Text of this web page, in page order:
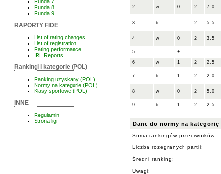
Runda 7
Runda 8
Runda 9
RAPORTY FIDE
List of rating changes
List of registration
Rating performance
IRL Reports
Rankingi i kategorie (POL)
Ranking uzyskany (POL)
Normy na kategorie (POL)
Klasy sportowe (POL)
INNE
Regulamin
Strona ligi
2 w 0 2 7.0
3 b = 2 5.5
4 w 0 2 3.5
5 +
6 w 1 2 2.5
7 b 1 2 2.0
8 w 0 2 5.0
9 b 1 2 2.5
Dane do normy na kategorię
Suma rankingów przeciwników:
Liczba rozegranych partii:
Średni ranking:
Uwagi: